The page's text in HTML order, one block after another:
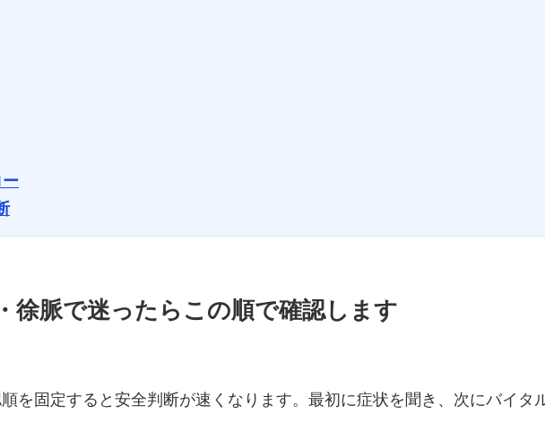
徐脈で迷ったらこの順で確認します
を固定すると安全判断が速くなります。最初に症状を聞き、次にバイ